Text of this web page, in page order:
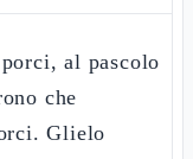
al pascolo
che
Glielo